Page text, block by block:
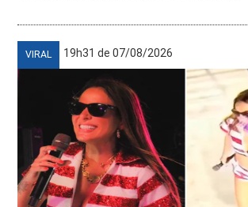
VIRAL 19h31 de 07/08/2026